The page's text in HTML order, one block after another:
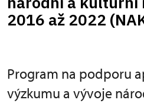
2016 až 2022
Program na podporu
výzkumu a vývoje